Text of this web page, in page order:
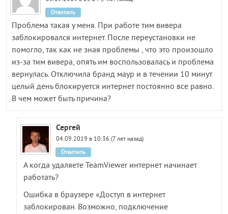
Проблема такая у меня. При работе тим вивера
заблокировался интернет. После переустановки не
помогло, так как не зная проблемы , что это произошло
из-за тим вивера, опять им воспользовалась и проблема
вернулась. Отключила бранд маур и в течении 10 минут
целый день блокируется интернет постоянно все равно.
В чем может быть причина?
Ответить
Сергей
04.09.2019 в 10:36 (7 лет назад)
А когда удаляете TeamViewer интернет начинает
работать?
Ошибка в браузере «Доступ в интернет
заблокирован. Возможно, подключение
Ответить